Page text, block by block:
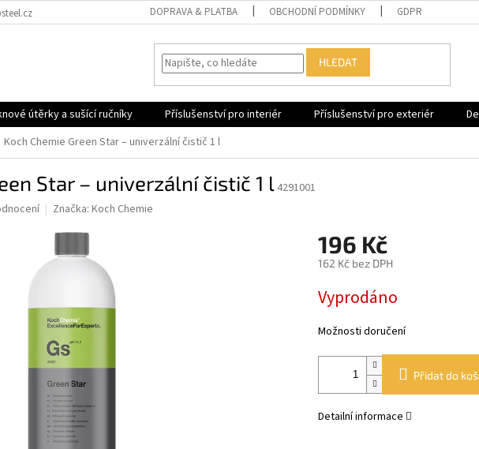
DOPRAVA & PLATBA OBCHODNÍ PODMÍNKY GDPR
HLEDAT
útěrky a sušící ručníky Příslušenství pro interiér Příslušenství pro exteriér
Koch Chemie Green Star – univerzální čistič 1 l
Star – univerzální čistič 1 l 4291001
Značka: Koch Chemie
196 Kč
162 Kč bez DPH
cena:
Vyprodáno
Možnosti doručení
Přidat do
Detailní informace